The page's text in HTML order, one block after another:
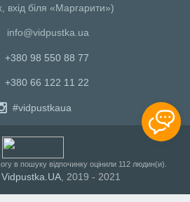
вхід біля «Маргарити»)
info@vidpustka.ua
+380 98 550 88 77
+380 66 122 11 22
#vidpustkaua
в пошуку відпочинку оцінили 112 людин(и).
Vidpustka.UA, 2019 - 2021